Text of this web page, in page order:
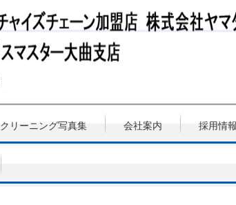
クリーニング写真集 会社案内 採用情報